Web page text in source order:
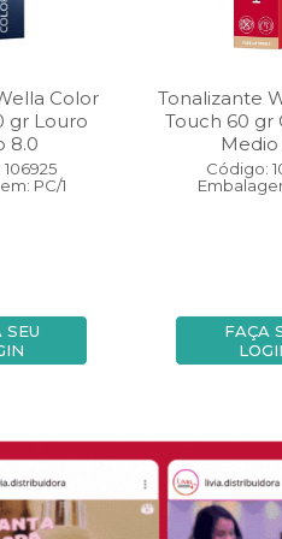
Color
gr Louro
8.0
PC/1
SEU
Tonalizante
Touch 60 gr
Medio
Código:
FAÇA